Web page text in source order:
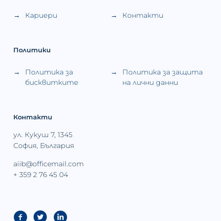
Кариери Контакти
Политики
Политика за
бисквитките
Политика за защита
на лични данни
Контакти
ул. Кукуш 7, 1345
София, България
aiib@officemail.com
+ 359 2 76 45 04